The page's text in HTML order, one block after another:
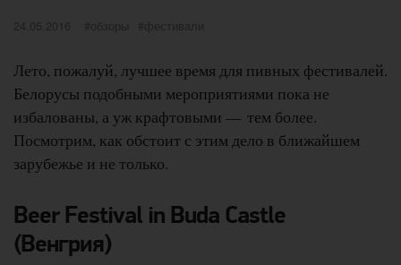
Опубликовано
24.05.2016 категории
обзоры Метки
фестивали
Лето, пожалуй, лучшее время для пивных фестивалей.
Белорусы подобными мероприятиями пока не
избалованы, а уж крафтовыми — тем более.
Посмотрим, как обстоит с этим дело в ближайшем
зарубежье и не только.
Beer Festival in Buda Castle
(Венгрия)